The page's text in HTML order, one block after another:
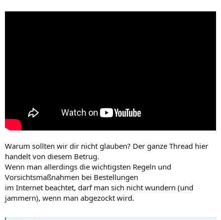
Warum sollten wir dir nicht glauben? Der ganze Thread hier
handelt von diesem Betrug.
Wenn man allerdings die wichtigsten Regeln und
Vorsichtsmaßnahmen bei Bestellungen
im Internet beachtet, darf man sich nicht wundern (und
jammern), wenn man abgezockt wird.